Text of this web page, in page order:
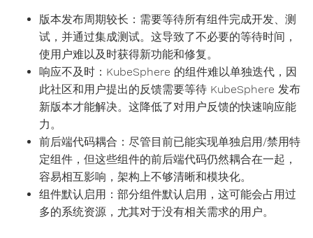
版本发布周期较长：需要等待所有组件完成开发、测
试，并通过集成测试。这导致了不必要的等待时间，
使用户难以及时获得新功能和修复。
响应不及时：KubeSphere 的组件难以单独迭代，因
此社区和用户提出的反馈需要等待 KubeSphere 发布
新版本才能解决。这降低了对用户反馈的快速响应能
力。
前后端代码耦合：尽管目前已能实现单独启用/禁用特
定组件，但这些组件的前后端代码仍然耦合在一起，
容易相互影响，架构上不够清晰和模块化。
组件默认启用：部分组件默认启用，这可能会占用过
多的系统资源，尤其对于没有相关需求的用户。